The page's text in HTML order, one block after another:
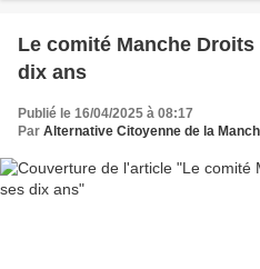
Le comité Manche
dix ans
Publié le 16/04/2025 à 08:17
Par Alternative Citoyenne de la